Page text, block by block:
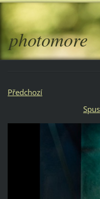
photomore
Předchozí